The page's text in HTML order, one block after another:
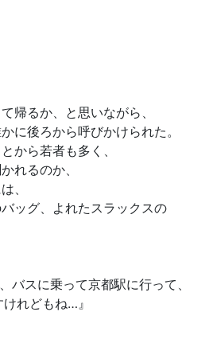
帰るか、と思いながら、
に後ろから呼びかけられた。
から若者も多く、
れるのか、
、
ッグ、よれたスラックスの
バスに乗って京都駅に行って、
れどもね…』